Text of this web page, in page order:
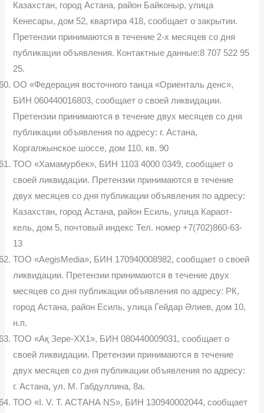
Казахстан, город Астана, район Байконыр, улица
Кенесары, дом 52, квартира 418, со­общает о закрытии.
Претензии принимаются в течение 2-х месяцев со дня
публикации объявления. Контактные данные:8 707 522 95
25.
ОО «Федерация восточного танца «Ориенталь денс»,
БИН 060440016803, сообщает о своей ликвидации.
Претензии принимаются в течение двух месяцев со дня
публикации объявления по адресу: г. Астана,
Коргалжынское шоссе, дом 110, кв. 90
ТОО «Хамамурбек», БИН 1103 4000 0349, сообщает о
своей ликви­дации. Претензии принимаются в течение
двух месяцев со дня публикации объявления по адресу:
Казахстан, город Астана, район Есиль, улица Караот-
кель, дом 5, почтовый индекс Тел. номер +7(702)860-63-
13
ТОО «AegisMedia», БИН 170940008982, сообщает о своей
ликви­дации. Претензии принимаются в течение двух
месяцев со дня публикации объявления по адресу: РК,
город Астана, район Есиль, улица Гейдар Әлиев, дом 10,
н.п.
ТОО «Ақ Зере-ХХ1», БИН 080440009031, сообщает о
своей ликви­дации. Претензии принимаются в течение
двух месяцев со дня публикации объявления по адресу:
г. Астана, ул. М. Габдуллина, 8а.
ТОО «I. V. T. АСТАНА NS», БИН 130940002044, сообщает